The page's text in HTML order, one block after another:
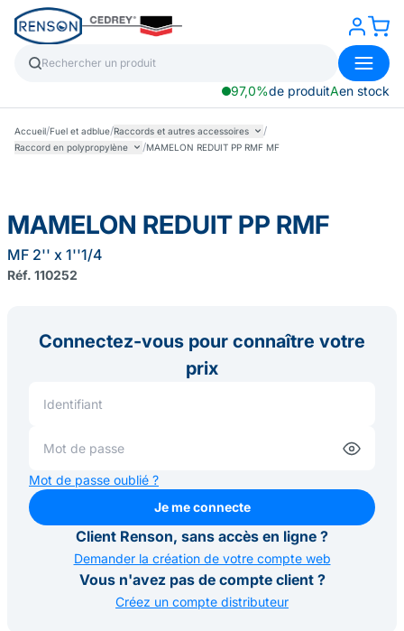
97,0%de produitAen stock
Accueil/Fuel et adblue/Raccords et autres accessoires /
Raccord en polypropylène /MAMELON REDUIT PP RMF MF
MAMELON REDUIT PP RMF
MF 2'' x 1''1/4
Réf. 110252
Connectez-vous pour connaître votre
prix
Mot de passe oublié ?
Je me connecte
Je me connecte
Client Renson, sans accès en ligne ?
Demander la création de votre compte web
Vous n'avez pas de compte client ?
Créez un compte distributeur